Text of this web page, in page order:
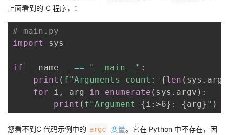
上面看到的 C 程序，：
# main.py
import
sys
if __name__ == "__main__" :
print ( f"Arguments count: {len ( sys . argv
for i , arg in enumerate ( sys . argv ) :
print ( f"Argument {i : >6} : {arg} " )
您看不到C 代码示例中的 argc 变量。它在 Python 中不存在，因